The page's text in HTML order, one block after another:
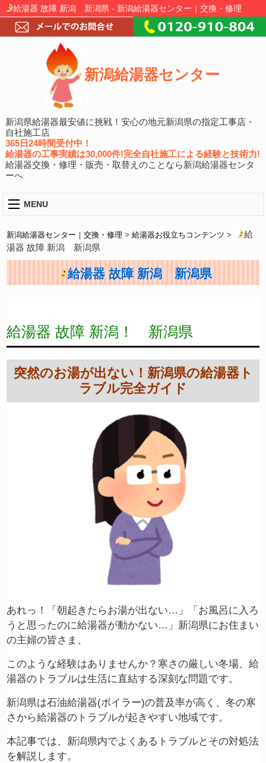
給湯器 故障 新潟 新潟県 - 新潟給湯器センター｜交換・修理
新潟給湯器センター
新潟県給湯器最安値に挑戦！安心の地元新潟県の指定工事店・
自社施工店
365日24時間受付中！
給湯器の工事実績は30,000件!完全自社施工による経験と技術力!
給湯器交換・修理・販売・取替えのことなら新潟給湯器センタ
ーへ
MENU
新潟給湯器センター｜交換・修理 >給湯器お役立ちコンテンツ >
給
湯器 故障 新潟 新潟県
給湯器 故障 新潟 新潟県
給湯器 故障 新潟！ 新潟県
突然のお湯が出ない！新潟県の給湯器ト
ラブル完全ガイド
あれっ！「朝起きたらお湯が出ない…」「お風呂に入ろ
うと思ったのに給湯器が動かない…」新潟県にお住まい
の主婦の皆さま、
このような経験はありませんか？寒さの厳しい冬場、給
湯器のトラブルは生活に直結する深刻な問題です。
新潟県は石油給湯器(ボイラー)の普及率が高く、冬の寒
さから給湯器のトラブルが起きやすい地域です。
本記事では、新潟県内でよくあるトラブルとその対処法
を解説します。